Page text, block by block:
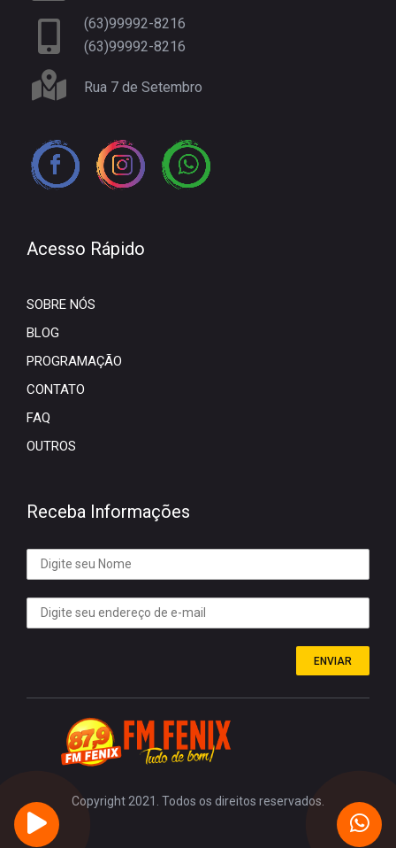
(63)99992-8216
(63)99992-8216
Rua 7 de Setembro
Acesso Rápido
SOBRE NÓS
BLOG
PROGRAMAÇÃO
CONTATO
FAQ
OUTROS
Receba Informações
ENVIAR
Copyright 2021. Todos os direitos reservados.